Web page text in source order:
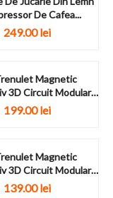
De Cafea...
249.00lei
Magnetic
3D Circuit Modular
Gravitatie 38...
199.00lei
Magnetic
3D Circuit Modular
Gravitatie 31...
139.00lei